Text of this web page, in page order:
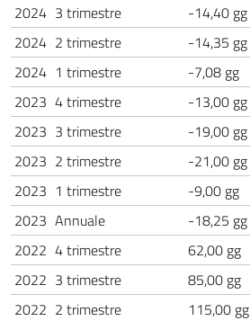
2024 3 trimestre -14,40 gg
2024 2 trimestre -14,35 gg
2024 1 trimestre -7,08 gg
2023 4 trimestre -13,00 gg
2023 3 trimestre -19,00 gg
2023 2 trimestre -21,00 gg
2023 1 trimestre -9,00 gg
2023 Annuale -18,25 gg
2022 4 trimestre 62,00 gg
2022 3 trimestre 85,00 gg
2022 2 trimestre 115,00 gg